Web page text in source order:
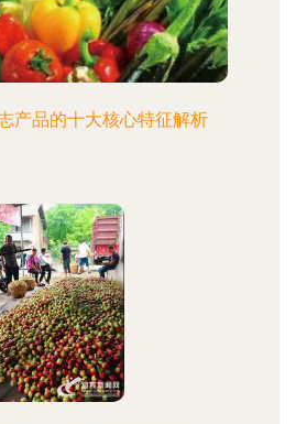
产品的十大核心特征解析